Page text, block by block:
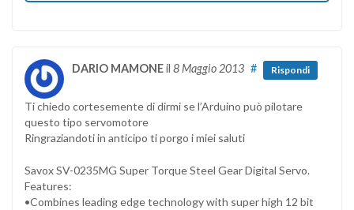
DARIO MAMONEil 8 Maggio 2013 # Rispondi
Ti chiedo cortesemente di dirmi se l’Arduino può pilotare
questo tipo servomotore
Ringraziandoti in anticipo ti porgo i miei saluti
Savox SV-0235MG Super Torque Steel Gear Digital Servo.
Features:
•Combines leading edge technology with super high 12 bit